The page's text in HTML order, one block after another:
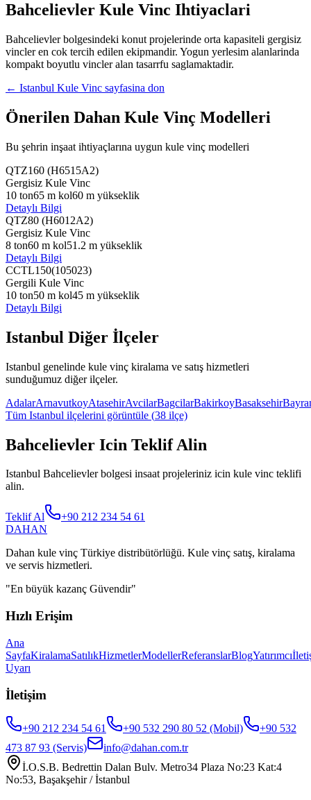
Bahcelievler Kule Vinc Ihtiyaclari
Bahcelievler bolgesindeki konut projelerinde orta kapasiteli gergisiz
vincler en cok tercih edilen ekipmandir. Yogun yerlesim alanlarinda
kompakt boyutlu vincler alan tasarrfu saglamaktadir.
← Istanbul Kule Vinc sayfasina don
Önerilen Dahan Kule Vinç Modelleri
Bu şehrin inşaat ihtiyaçlarına uygun kule vinç modelleri
QTZ160 (H6515A2)
Gergisiz Kule Vinc
10 ton65 m kol60 m yükseklik
Detaylı Bilgi
QTZ80 (H6012A2)
Gergisiz Kule Vinc
8 ton60 m kol51.2 m yükseklik
Detaylı Bilgi
CCTL150(105023)
Gergili Kule Vinc
10 ton50 m kol45 m yükseklik
Detaylı Bilgi
Istanbul Diğer İlçeler
Istanbul genelinde kule vinç kiralama ve satış hizmetleri
sunduğumuz diğer ilçeler.
AdalarArnavutkoyAtasehirAvcilarBagcilarBakirkoyBasaksehir
Tüm Istanbul ilçelerini görüntüle (38 ilçe)
Bahcelievler Icin Teklif Alin
Istanbul Bahcelievler bolgesi insaat projeleriniz icin kule vinc teklifi
alin.
Teklif Al
+90 212 234 54 61
DAHAN
Dahan kule vinç Türkiye distribütörlüğü. Kule vinç satış, kiralama
ve servis hizmetleri.
"En büyük kazanç Güvendir"
Hızlı Erişim
Ana
SayfaKiralamaSatılıkHizmetlerModellerReferanslarBlogYatırımcı
Uyarı
İletişim
+90 212 234 54 61 +90 532 290 80 52 (Mobil)
+90 532
473 87 93 (Servis)
info@dahan.com.tr
İ.O.S.B. Bedrettin Dalan Bulv. Metro34 Plaza No:23 Kat:4
No:53, Başakşehir / İstanbul